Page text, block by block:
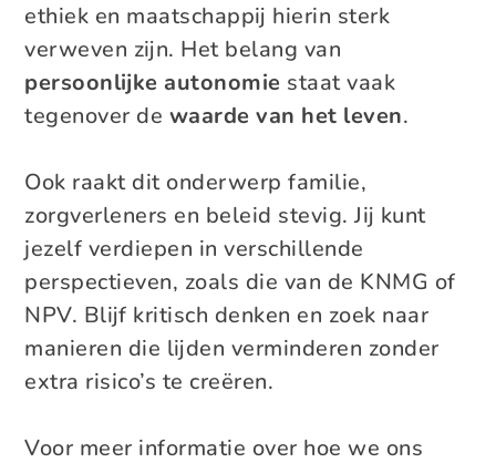
ethiek en maatschappij hierin sterk
verweven zijn. Het belang van
persoonlijke autonomie staat vaak
tegenover de waarde van het leven.
Ook raakt dit onderwerp familie,
zorgverleners en beleid stevig. Jij kunt
jezelf verdiepen in verschillende
perspectieven, zoals die van de KNMG of
NPV. Blijf kritisch denken en zoek naar
manieren die lijden verminderen zonder
extra risico’s te creëren.
Voor meer informatie over hoe we ons